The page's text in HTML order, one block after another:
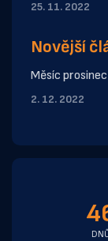
25. 11. 2022
Novější
Měsíc
2. 12. 2022